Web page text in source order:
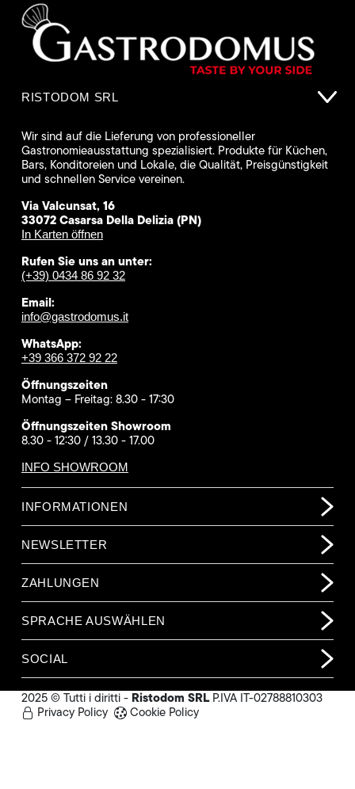
RISTODOM SRL
Wir sind auf die Lieferung von professioneller
Gastronomieausstattung spezialisiert. Produkte für Küchen,
Bars, Konditoreien und Lokale, die Qualität, Preisgünstigkeit
und schnellen Service vereinen.
Via Valcunsat, 16
33072 Casarsa Della Delizia (PN)
In Karten öffnen
Rufen Sie uns an unter:
(+39) 0434 86 92 32
Email:
info@gastrodomus.it
WhatsApp:
+39 366 372 92 22
Öffnungszeiten
Montag – Freitag: 8.30 - 17:30
Öffnungszeiten Showroom
8.30 - 12:30 / 13.30 - 17.00
INFO SHOWROOM
INFORMATIONEN
NEWSLETTER
ZAHLUNGEN
SPRACHE AUSWÄHLEN
SOCIAL
2025 © Tutti i diritti - Ristodom SRLP.IVA IT-02788810303
Privacy Policy
Cookie Policy